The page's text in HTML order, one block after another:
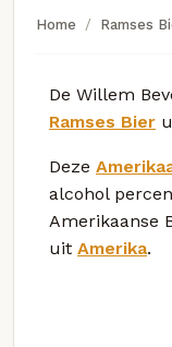
Home Ramses
De Willem
Ramses Bier
Deze
alcohol
Amerikaanse
uit Amerika.